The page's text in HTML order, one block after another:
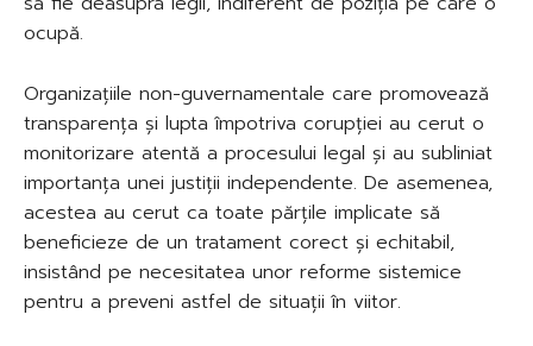
ocupă.
Organizațiile non-guvernamentale care promovează
transparența și lupta împotriva corupției au cerut o
monitorizare atentă a procesului legal și au subliniat
importanța unei justiții independente. De asemenea,
acestea au cerut ca toate părțile implicate să
beneficieze de un tratament corect și echitabil,
insistând pe necesitatea unor reforme sistemice
pentru a preveni astfel de situații în viitor.